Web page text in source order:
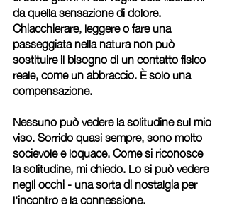
da quella sensazione di dolore.
Chiacchierare, leggere o fare una
passeggiata nella natura non può
sostituire il bisogno di un contatto fisico
reale, come un abbraccio. È solo una
compensazione.
Nessuno può vedere la solitudine sul mio
viso. Sorrido quasi sempre, sono molto
socievole e loquace. Come si riconosce
la solitudine, mi chiedo. Lo si può vedere
negli occhi - una sorta di nostalgia per
l'incontro e la connessione.